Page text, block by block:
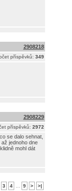
2908218
příspěvků: 349
2908229
příspěvků: 2972
se dalo sehnat,
jednoho dne
mohl dát
3 4 9 > >|